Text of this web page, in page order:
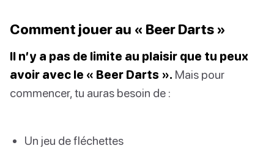
Comment jouer au « Beer Darts »
Il n’y a pas de limite au plaisir que tu peux
avoir avec le « Beer Darts ». Mais pour
commencer, tu auras besoin de :
Un jeu de fléchettes